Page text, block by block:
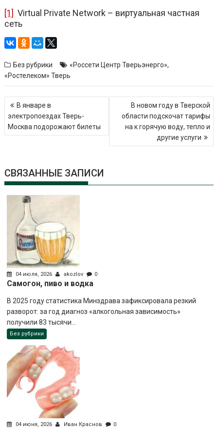
[1] Virtual Private Network – виртуальная частная
сеть
Без рубрики «Россети Центр Тверьэнерго»,
«Ростелеком» Тверь
Навигация
по
записям
В январе в
электропоездах Тверь-
Москва подорожают билеты
В новом году в Тверской
области подскочат тарифы
на к горячую воду, тепло и
другие услуги
СВЯЗАННЫЕ ЗАПИСИ
04 июля, 2026 akozlov 0
Самогон, пиво и водка
В 2025 году статистика Минздрава зафиксировала резкий
разворот: за год диагноз «алкогольная зависимость»
получили 83 тысячи...
Без рубрики
04 июня, 2026 Иван Краснов 0